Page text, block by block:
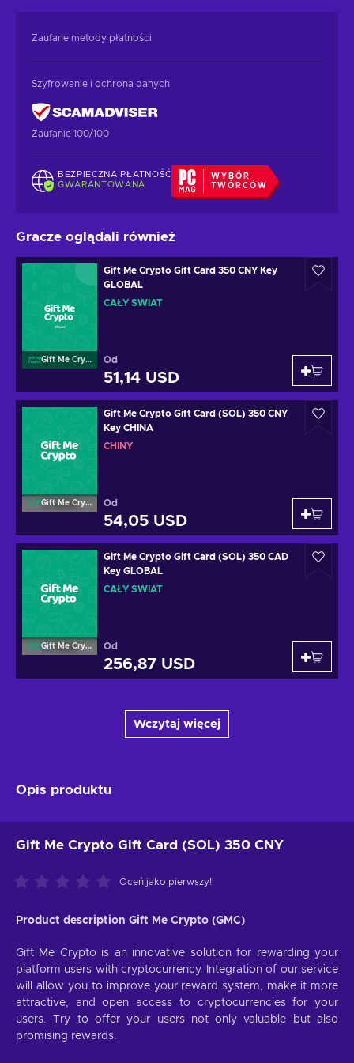
Zaufane metody płatności
Szyfrowanie i ochrona danych
Zaufanie 100/100
BEZPIECZNA PŁATNOŚĆ
GWARANTOWANA
WYBÓR
TWÓRCÓW
Gracze oglądali również
Gift Me Crypto
Gift Me Crypto Gift Card 350 CNY Key
GLOBAL
CAŁY ŚWIAT
Od
51,14 USD
Gift Me Crypto
Gift Me Crypto Gift Card (SOL) 350 CNY
Key CHINA
CHINY
Od
54,05 USD
Gift Me Crypto
Gift Me Crypto Gift Card (SOL) 350 CAD
Key GLOBAL
CAŁY ŚWIAT
Od
256,87 USD
Wczytaj więcej
Opis produktu
Gift Me Crypto Gift Card (SOL) 350 CNY
Oceń jako pierwszy!
Product description Gift Me Crypto (GMC)
Gift Me Crypto is an innovative solution for rewarding your
platform users with cryptocurrency. Integration of our service
will allow you to improve your reward system, make it more
attractive, and open access to cryptocurrencies for your
users. Try to offer your users not only valuable but also
promising rewards.